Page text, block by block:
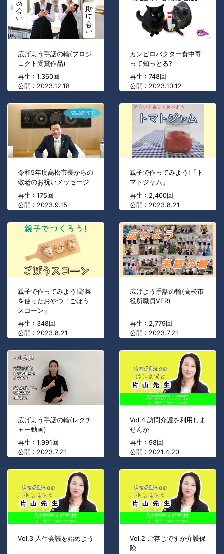
広げよう手話の輪(プロジ
ェクト受賞作品)
再生 : 1,360回
公開 : 2023.12.18
カンピロバクター食中毒
って知っとる?
再生 : 748回
公開 : 2023.10.12
令和5年度高松市長からの
敬老のお祝いメッセージ
再生 : 175回
公開 : 2023.9.15
親子で作ってみよう!「ト
マトジャム」
再生 : 2,400回
公開 : 2023.8.21
親子で作ってみよう!野菜
を使ったおやつ「ごぼう
スコーン」
再生 : 348回
公開 : 2023.8.21
広げよう手話の輪(高松市
役所職員VER)
再生 : 2,779回
公開 : 2023.7.21
広げよう手話の輪(レクチ
ャー動画)
再生 : 1,991回
公開 : 2023.7.21
Vol.4 訪問介護を利用しま
せんか
再生 : 98回
公開 : 2021.4.20
Vol.3 人生会議を始めよう
Vol.2 ご存じですか介護保
険